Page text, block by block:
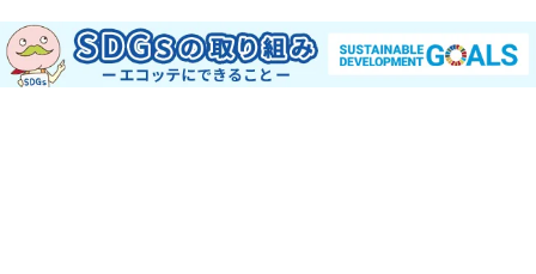
トップページ お気に入り
注文履歴 レビュー履歴